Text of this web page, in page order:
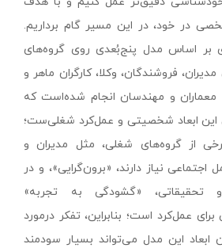
در خود، در این مسیر گام برداریم.
بر اساس مدل پنج‌بُعدی روی گروه‌های
فروشندگان، وکلا، کارگران ماهر و
معماران و مهندسان انجام شده‌است که
این ابعاد شخصیتی و عمل‌کرد شغلی‌ست؛
از گروه‌های شغلی، مثل مدیران و
نیاز دارند، «برون‌گرایی»، و در
تحقیقاتی، «گشودگی به تجربه»
عمل‌کرد است؛ بنابراین، تفکر درمورد
ابعاد این مدل می‌تواند بسیار سودمند